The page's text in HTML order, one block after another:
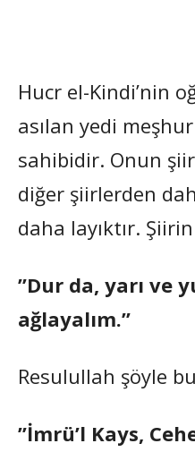
Hucr el-Kindi’nin
asılan yedi
sahibidir. Onun
diğer şiirlerden
daha layıktır.
”Dur da, yarı ve
ağlayalım.”
Resulullah şöyle
”İmrü’l Kays,